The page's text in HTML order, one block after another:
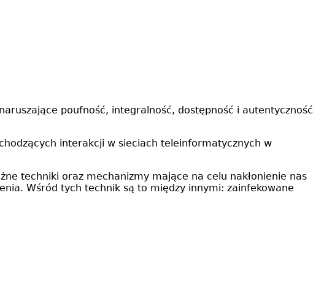
poufność, integralność, dostępność i autentyczność
interakcji w sieciach teleinformatycznych w
techniki oraz mechanizmy mające na celu nakłonienie nas
Wśród tych technik są to między innymi: zainfekowane